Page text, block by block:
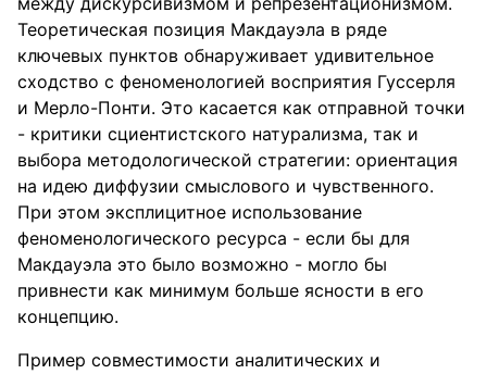
Теоретическая позиция Макдауэла в ряде
ключевых пунктов обнаруживает удивительное
сходство с феноменологией восприятия Гуссерля
и Мерло-Понти. Это касается как отправной точки
- критики сциентистского натурализма, так и
выбора методологической стратегии: ориентация
на идею диффузии смыслового и чувственного.
При этом эксплицитное использование
феноменологического ресурса - если бы для
Макдауэла это было возможно - могло бы
привнести как минимум больше ясности в его
концепцию.
Пример совместимости аналитических и